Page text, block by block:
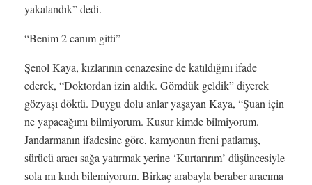
yakalandık” dedi.
“Benim 2 canım gitti”
Şenol Kaya, kızlarının cenazesine de katıldığını ifade
ederek, “Doktordan izin aldık. Gömdük geldik” diyerek
gözyaşı döktü. Duygu dolu anlar yaşayan Kaya, “Şuan için
ne yapacağımı bilmiyorum. Kusur kimde bilmiyorum.
Jandarmanın ifadesine göre, kamyonun freni patlamış,
sürücü aracı sağa yatırmak yerine ‘Kurtarırım’ düşüncesiyle
sola mı kırdı bilemiyorum. Birkaç arabayla beraber aracıma